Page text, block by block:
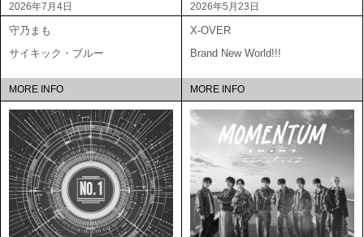
2026年7月4日
守乃まも
サイキック・ブルー
MORE INFO
2026年5月23日
X-OVER
Brand New World!!!
MORE INFO